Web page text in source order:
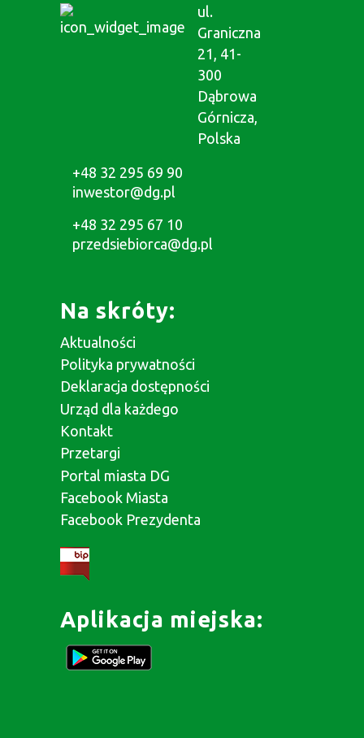
ul.
Graniczna
21, 41-
300
Dąbrowa
Górnicza,
Polska
+48 32 295 69 90
inwestor@dg.pl
+48 32 295 67 10
przedsiebiorca@dg.pl
Na skróty:
Aktualności
Polityka prywatności
Deklaracja dostępności
Urząd dla każdego
Kontakt
Przetargi
Portal miasta DG
Facebook Miasta
Facebook Prezydenta
Aplikacja miejska: